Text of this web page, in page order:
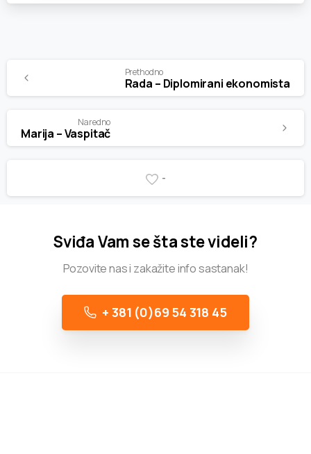
Prethodno
Rada – Diplomirani ekonomista
Naredno
Marija – Vaspitač
-
Sviđa Vam se šta ste videli?
Pozovite nas i zakažite info sastanak!
+ 381 (0)69 54 318 45